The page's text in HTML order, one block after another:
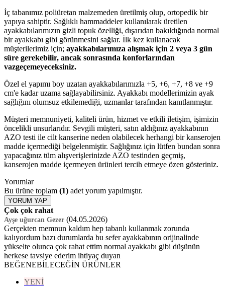
İç tabanımız poliüretan malzemeden üretilmiş olup, ortopedik bir
yapıya sahiptir. Sağlıklı hammaddeler kullanılarak üretilen
ayakkabılarımızın gizli topuk özelliği, dışarıdan bakıldığında normal
bir ayakkabı gibi görünmesini sağlar. İlk kez kullanacak
müşterilerimiz için; ayakkabılarımıza alışmak için 2 veya 3 gün
süre gerekebilir, ancak sonrasında konforlarından
vazgeçemeyeceksiniz.
Özel el yapımı boy uzatan ayakkabılarımızla +5, +6, +7, +8 ve +9
cm'e kadar uzama sağlayabilirsiniz. Ayakkabı modellerimizin ayak
sağlığını olumsuz etkilemediği, uzmanlar tarafından kanıtlanmıştır.
Müşteri memnuniyeti, kaliteli ürün, hizmet ve etkili iletişim, işimizin
öncelikli unsurlarıdır. Sevgili müşteri, satın aldığınız ayakkabının
AZO testi ile cilt kanserine neden olabilecek herhangi bir kanserojen
madde içermediği belgelenmiştir. Sağlığınız için lütfen bundan sonra
yapacağınız tüm alışverişlerinizde AZO testinden geçmiş,
kanserojen madde içermeyen ürünleri tercih etmeye özen gösteriniz.
Yorumlar
Bu ürüne toplam (1) adet yorum yapılmıştır.
YORUM YAP
Çok çok rahat
Ayşe uğurcan Gezer (04.05.2026)
Gerçekten memnun kaldım hep tabanlı kullanmak zorunda
kalıyordum bazı durumlarda bu sefer ayakkabının orijinalinde
yükselte olunca çok rahat ettim normal ayakkabı gibi düşünün
herkese tavsiye ederim ihtiyaç duyan
BEĞENEBİLECEĞİN ÜRÜNLER
YENİ